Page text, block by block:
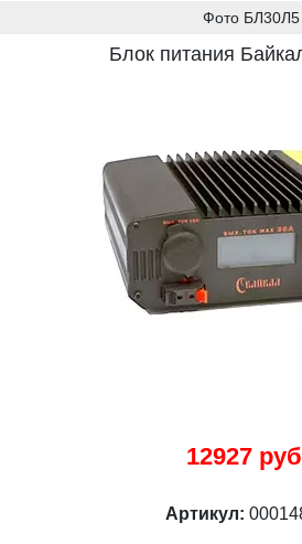
Фото БЛ30Л5
Блок питания
12927
Артикул: